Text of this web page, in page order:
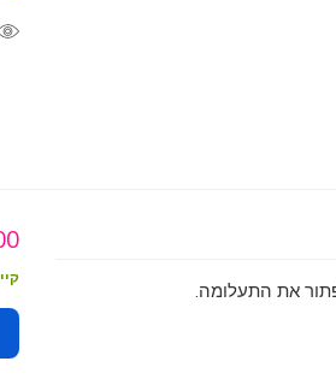
את התעלומה.